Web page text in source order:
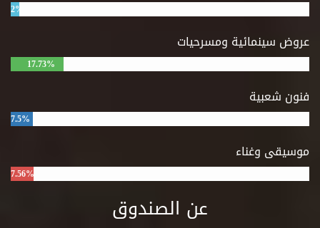
2%
عروض سينمائية ومسرحيات
17.73%
فنون شعبية
7.5%
موسيقى وغناء
7.56%
عن الصندوق